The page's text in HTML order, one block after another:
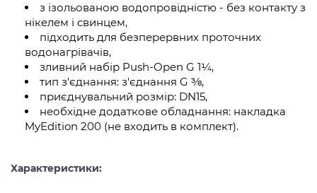
з ізольованою водопровідністю - без контакту з
нікелем і свинцем,
підходить для безперервних проточних
водонагрівачів,
зливний набір Push-Open G 1¼,
тип з'єднання: з'єднання G ⅜,
приєднувальний розмір: DN15,
необхідне додаткове обладнання: накладка
MyEdition 200 (не входить в комплект).
Характеристики: